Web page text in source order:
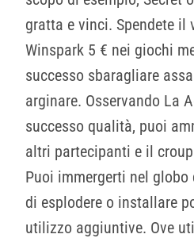
gratta e vinci. Spendete il
Winspark 5 € nei giochi
successo sbaragliare
arginare. Osservando La
successo qualità, puoi
altri partecipanti e il
Puoi immergerti nel
di esplodere o installare
utilizzo aggiuntive. Ove